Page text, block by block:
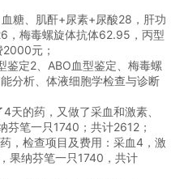
糖、肌酐+尿素+尿酸28，肝功
，梅毒螺旋体抗体62.95，丙型
元；
鉴定2、ABO血型鉴定、梅毒螺
分析、体液细胞学检查与诊断
天的药，又做了采血和激素、
芬笔一只1740；共计2612；
，检查项目及费用：采血4，激
果纳芬笔一只1740，共计